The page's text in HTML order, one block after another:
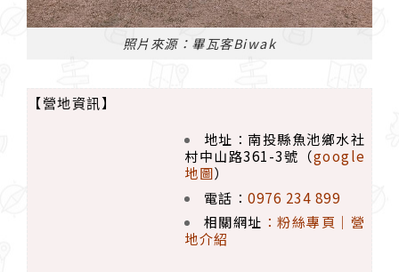
照片來源：畢瓦客Biwak
【營地資訊】
地址：南投縣魚池鄉水社
村中山路361-3號（google
地圖）
電話：0976 234 899
相關網址 ：粉絲專頁｜ 營
地介紹